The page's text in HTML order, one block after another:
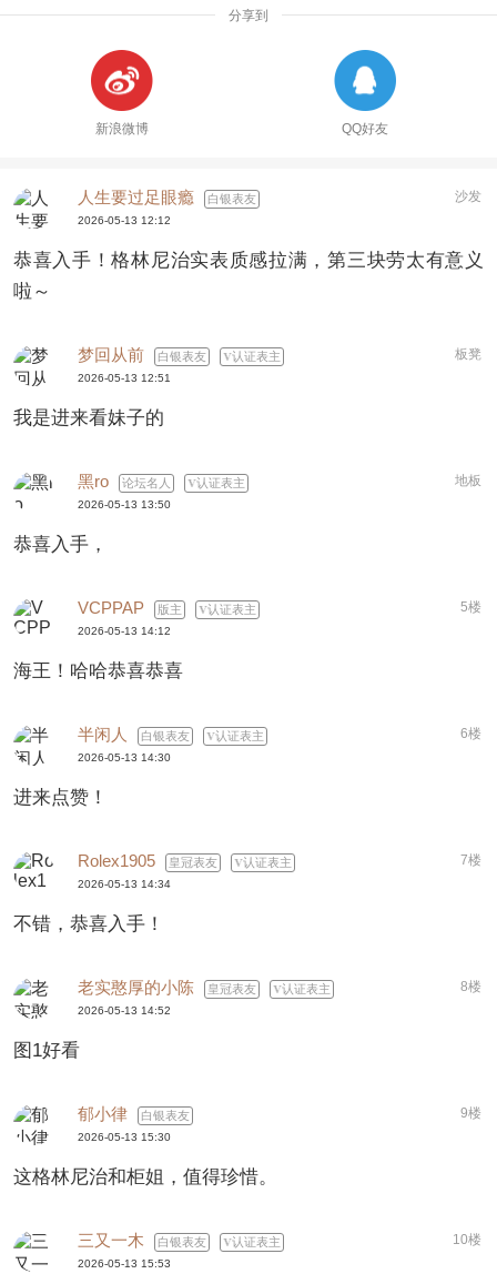
分享到
新浪微博 QQ好友
人生要过足眼瘾 白银表友 沙发
2026-05-13 12:12
恭喜入手！格林尼治实表质感拉满，第三块劳太有意义
啦～
梦回从前 白银表友 认证表主 板凳
2026-05-13 12:51
我是进来看妹子的
黑ro 论坛名人 认证表主 地板
2026-05-13 13:50
恭喜入手，
VCPPAP 版主 认证表主 5楼
2026-05-13 14:12
海王！哈哈恭喜恭喜
半闲人 白银表友 认证表主 6楼
2026-05-13 14:30
进来点赞！
Rolex1905 皇冠表友 认证表主 7楼
2026-05-13 14:34
不错，恭喜入手！
老实憨厚的小陈 皇冠表友 认证表主 8楼
2026-05-13 14:52
图1好看
郁小律 白银表友 9楼
2026-05-13 15:30
这格林尼治和柜姐，值得珍惜。
三又一木 白银表友 认证表主 10楼
2026-05-13 15:53